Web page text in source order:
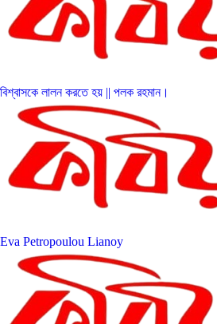
বিশ্বাসকে লালন করতে হয় || পলক রহমান।
Eva Petropoulou Lianoy